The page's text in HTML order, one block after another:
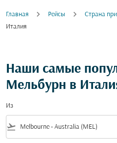
Главная Рейсы Cтрана
Италия
Наши самые
Мельбурн в
Из
flight_takeoff